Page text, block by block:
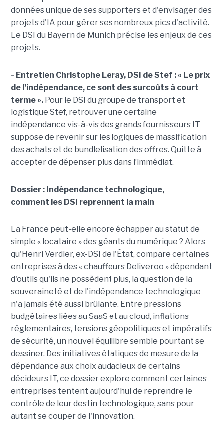
données unique de ses supporters et d'envisager des
projets d'IA pour gérer ses nombreux pics d'activité.
Le DSI du Bayern de Munich précise les enjeux de ces
projets.
- Entretien Christophe Leray, DSI de Stef :« Le prix
de l'indépendance, ce sont des surcoûts à court
terme ». Pour le DSI du groupe de transport et
logistique Stef, retrouver une certaine
indépendance vis-à-vis des grands fournisseurs IT
suppose de revenir sur les logiques de massification
des achats et de bundlelisation des offres. Quitte à
accepter de dépenser plus dans l’immédiat.
Dossier : Indépendance technologique,
comment les DSI reprennent la main
La France peut-elle encore échapper au statut de
simple « locataire » des géants du numérique ? Alors
qu'Henri Verdier, ex-DSI de l'État, compare certaines
entreprises à des « chauffeurs Deliveroo » dépendant
d'outils qu'ils ne possèdent plus, la question de la
souveraineté et de l'indépendance technologique
n'a jamais été aussi brûlante. Entre pressions
budgétaires liées au SaaS et au cloud, inflations
réglementaires, tensions géopolitiques et impératifs
de sécurité, un nouvel équilibre semble pourtant se
dessiner. Des initiatives étatiques de mesure de la
dépendance aux choix audacieux de certains
décideurs IT, ce dossier explore comment certaines
entreprises tentent aujourd'hui de reprendre le
contrôle de leur destin technologique, sans pour
autant se couper de l'innovation.